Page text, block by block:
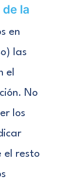
la
en
las
el
No
los
el resto